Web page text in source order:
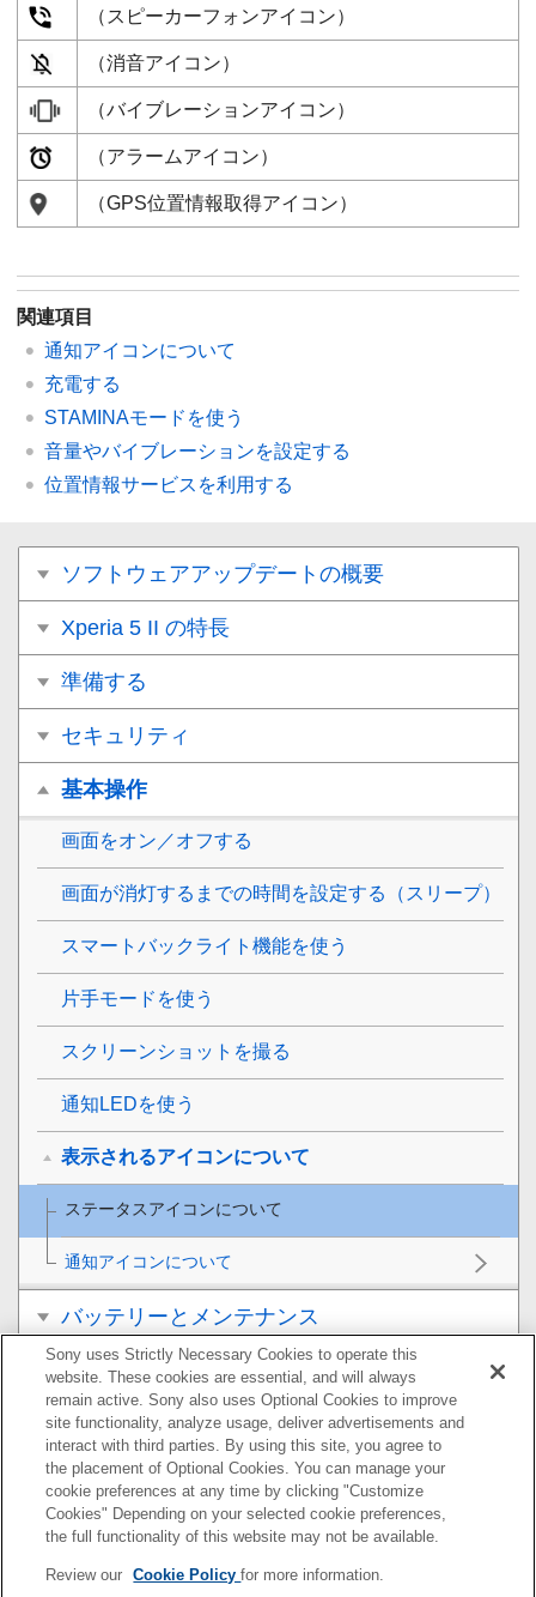
（スピーカーフォンアイコン）
（消音アイコン）
（バイブレーションアイコン）
（アラームアイコン）
（GPS位置情報取得アイコン）
関連項目
通知アイコンについて
充電する
STAMINAモードを使う
音量やバイブレーションを設定する
位置情報サービスを利用する
ソフトウェアアップデートの概要
Xperia 5 II の特長
準備する
セキュリティ
基本操作
画面をオン／オフする
画面が消灯するまでの時間を設定する（スリープ）
スマートバックライト機能を使う
片手モードを使う
スクリーンショットを撮る
通知LEDを使う
表示されるアイコンについて
ステータスアイコンについて
通知アイコンについて
バッテリーとメンテナンス
ネットワーク
基本設定
音楽
カメラ
おサイフケータイ®
Sony uses Strictly Necessary Cookies to operate this
website. These cookies are essential, and will always
remain active. Sony also uses Optional Cookies to improve
site functionality, analyze usage, deliver advertisements and
interact with third parties. By using this site, you agree to
the placement of Optional Cookies. You can manage your
cookie preferences at any time by clicking "Customize
Cookies" Depending on your selected cookie preferences,
the full functionality of this website may not be available.
Review our Cookie Policyfor more information.